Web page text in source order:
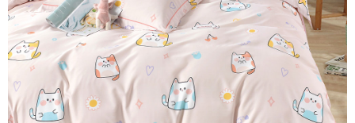
【注意事項】
1.本服務係由「台灣大哥大股份有限公司」（以下簡稱本公司）所提供，讓
用戶於交易時，得透過本服務購買商品或服務，並由商店將買賣／分期付款
買賣價金債權讓與本公司後，依約使用本公司帳單繳交帳款。
2.基於同意付款使用「大哥付你分期」之契約關係目的，商店將以您的個人
資料（包含姓名、電話或地址）提供予台灣大哥大進項蒐集、處理及利用，
由本公司與您本人進行分期帳單所需資料之確認、核對及更正。
3.完整用戶服務條款，請詳閱以下連結：
https://oppay.tw/userRule
３．收到繳費通知簡訊後14天內，點擊此簡訊中的連結，可透過四大超商／
ATM／網路銀行／等多元方式進行付款，方視為交易完成。
※ 請注意：結帳手續完成當下不需立刻繳費，但若您需要取消訂單，請聯絡
購買商品的店家。未經商家同意取消之訂單仍視為有效，需透過AFTEE先享
後付繳納相關費用。
※ 交易是否成功請以「AFTEE先享後付 」之結帳頁面顯示為準，若有關於
是否繳費成功／繳費後需取消欲退款等相關疑問，請聯繫「AFTEE先享後付
客戶支援中心」
https://netprotections.freshdesk.com/support/home
付款後全家取貨
每筆NT$60，滿NT$699(含以上)免運費
7-11取貨付款
每筆NT$60，滿NT$999(含以上)免運費